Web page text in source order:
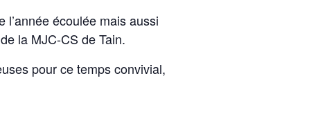
l’année écoulée mais aussi
la MJC-CS de Tain.
pour ce temps convivial,